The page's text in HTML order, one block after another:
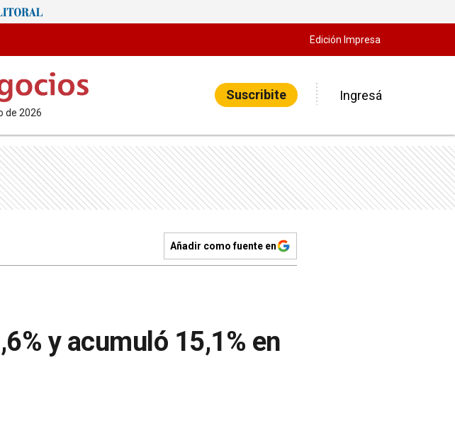
Edición Impresa
de 2026
Suscribite Ingresá
Añadir como fuente en
y acumuló 15,1% en